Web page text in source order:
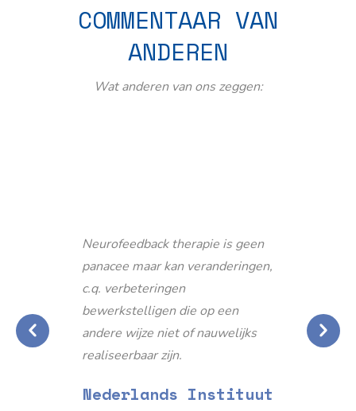
COMMENTAAR VAN
ANDEREN
Wat anderen van ons zeggen:
Neurofeedback therapie is geen
panacee maar kan veranderingen,
c.q. verbeteringen
bewerkstelligen die op een
andere wijze niet of nauwelijks
realiseerbaar zijn.
Nederlands Instituut